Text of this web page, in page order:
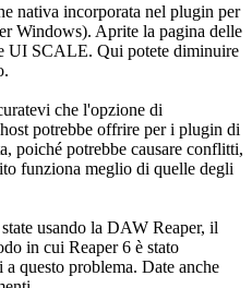
nativa incorporata nel plugin per
Windows). Aprite la pagina delle
UI SCALE. Qui potete diminuire
che l'opzione di
potrebbe offrire per i plugin di
poiché potrebbe causare conflitti,
funziona meglio di quelle degli
usando la DAW Reaper, il
in cui Reaper 6 è stato
questo problema. Date anche